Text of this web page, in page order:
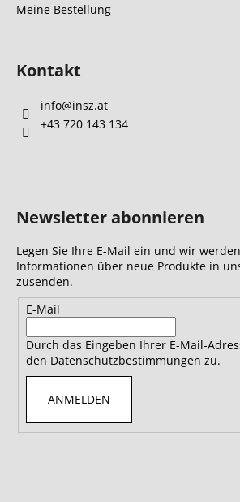
Meine Bestellung
Kontakt
info@insz.at
+43 720 143 134
Newsletter abonnieren
Legen Sie Ihre E-Mail ein und wir
Informationen über neue Produkte in
zusenden.
E-Mail
Durch das Eingeben Ihrer E-Mail-
den Datenschutzbestimmungen zu.
ANMELDEN